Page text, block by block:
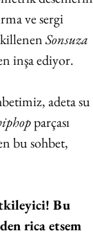
ve sergi
Sonsuza
inşa ediyor.
adeta su
parçası
bu sohbet,
Bu
rica etsem